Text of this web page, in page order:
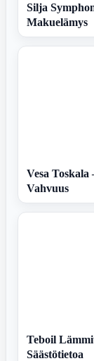
Silja
Makuelämys
Vesa
Vahvuus
Teboil
Säästötietoa